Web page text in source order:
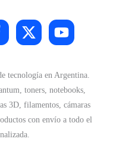
tecnología en Argentina.
toners, notebooks,
3D, filamentos, cámaras
con envío a todo el